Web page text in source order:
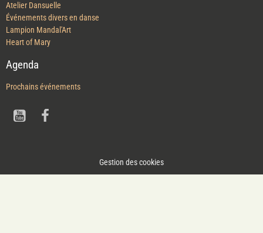
Atelier Dansuelle
Événements divers en danse
Lampion Mandal'Art
Heart of Mary
Agenda
Prochains événements
Gestion des cookies